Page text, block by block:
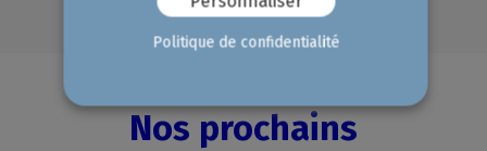
Nos prochains
Politique de confidentialité